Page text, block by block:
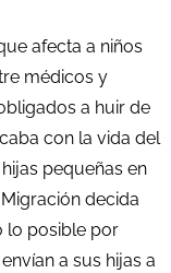
afecta a niños
médicos y
a huir de
con la vida del
pequeñas en
decida
lo posible por
a sus hijas a